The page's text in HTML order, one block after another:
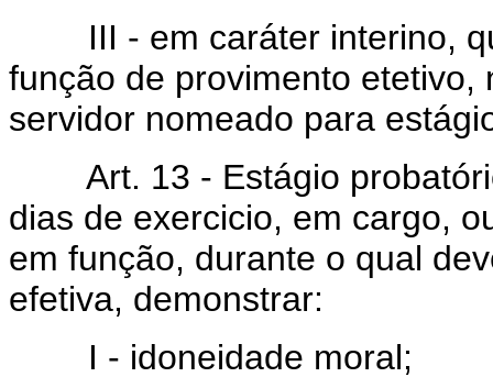
III - em caráter interino,
função de provimento
servidor nomeado para
Art. 13 - Estágio
dias de exercicio, em cargo,
em função, durante o qual
efetiva, demonstrar:
I - idoneidade moral;